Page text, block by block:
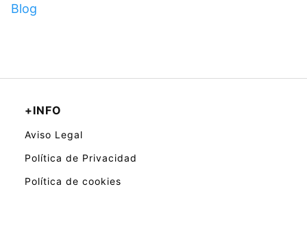
Blog
+INFO
Aviso Legal
Política de Privacidad
Política de cookies